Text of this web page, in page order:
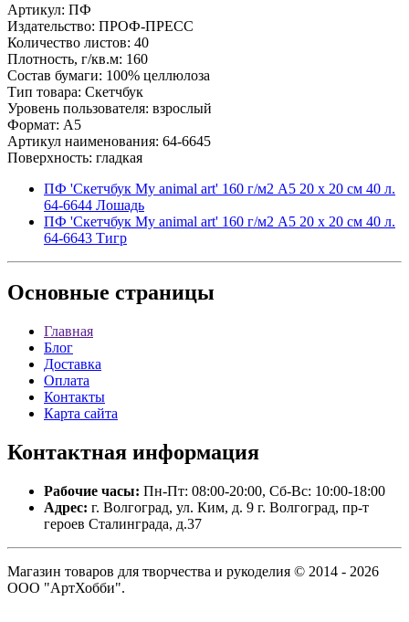
Артикул: ПФ
Издательство: ПРОФ-ПРЕСС
Количество листов: 40
Плотность, г/кв.м: 160
Состав бумаги: 100% целлюлоза
Тип товара: Скетчбук
Уровень пользователя: взрослый
Формат: A5
Артикул наименования: 64-6645
Поверхность: гладкая
ПФ 'Скетчбук My animal art' 160 г/м2 A5 20 х 20 см 40 л.
64-6644 Лошадь
ПФ 'Скетчбук My animal art' 160 г/м2 A5 20 х 20 см 40 л.
64-6643 Тигр
Основные страницы
Главная
Блог
Доставка
Оплата
Контакты
Карта сайта
Контактная информация
Рабочие часы: Пн-Пт: 08:00-20:00, Сб-Вс: 10:00-18:00
Адрес: г. Волгоград, ул. Ким, д. 9 г. Волгоград, пр-т
героев Сталинграда, д.37
Магазин товаров для творчества и рукоделия © 2014 - 2026
ООО "АртХобби".